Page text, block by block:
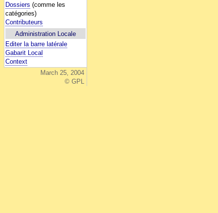
Dossiers (comme les
catégories)
Contributeurs
Administration Locale
Editer la barre latérale
Gabarit Local
Context
March 25, 2004
© GPL